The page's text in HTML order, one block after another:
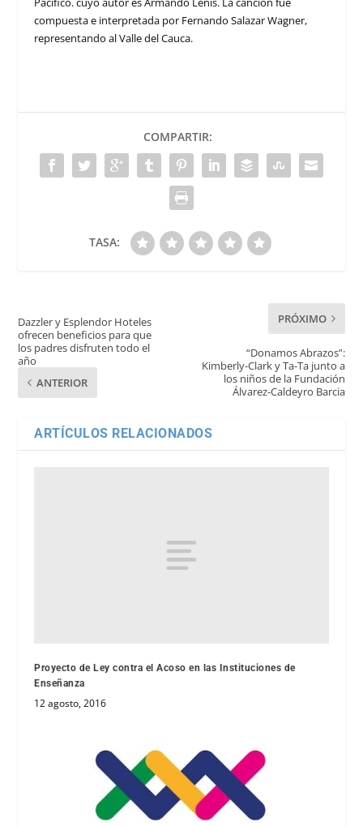
compuesta e interpretada por Fernando Salazar Wagner,
representando al Valle del Cauca.
COMPARTIR:
TASA:
Dazzler y Esplendor Hoteles
ofrecen beneficios para que
los padres disfruten todo el
año
ANTERIOR
PRÓXIMO
“Donamos Abrazos”:
Kimberly-Clark y Ta-Ta junto a
los niños de la Fundación
Álvarez-Caldeyro Barcia
ARTÍCULOS RELACIONADOS
Proyecto de Ley contra el Acoso en las Instituciones de
Enseñanza
12 agosto, 2016